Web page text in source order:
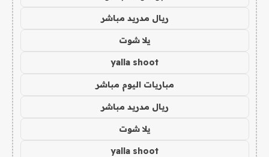
ريال مدريد مباشر
يلا شوت
yalla shoot
مباريات اليوم مباشر
ريال مدريد مباشر
يلا شوت
yalla shoot